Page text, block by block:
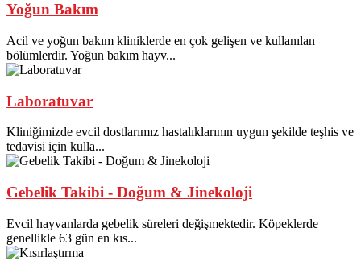
Yoğun Bakım
Acil ve yoğun bakım kliniklerde en çok gelişen ve kullanılan
bölümlerdir. Yoğun bakım hayv...
Laboratuvar
Kliniğimizde evcil dostlarımız hastalıklarının uygun şekilde teşhis ve
tedavisi için kulla...
Gebelik Takibi - Doğum & Jinekoloji
Evcil hayvanlarda gebelik süreleri değişmektedir. Köpeklerde
genellikle 63 gün en kıs...